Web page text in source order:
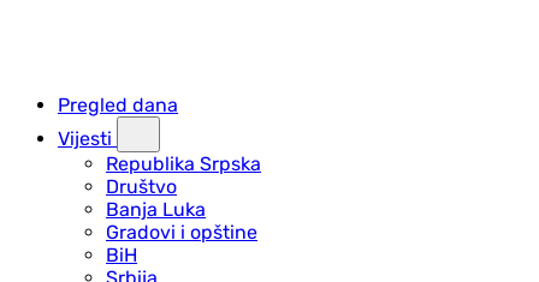
Pregled dana
Vijesti
Republika Srpska
Društvo
Banja Luka
Gradovi i opštine
BiH